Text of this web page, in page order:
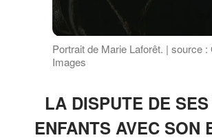
Portrait de Marie Laforêt. | source :
Images
LA DISPUTE DE
ENFANTS AVEC SON